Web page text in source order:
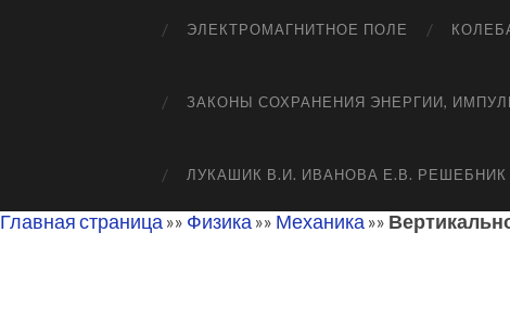
ЭЛЕКТРОМАГНИТНОЕ ПОЛЕ
ЗАКОНЫ СОХРАНЕНИЯ ЭНЕРГИИ,
ЛУКАШИК В.И. ИВАНОВА Е.В. РЕШЕБНИК
Главная страница»» Физика»» Механика»»